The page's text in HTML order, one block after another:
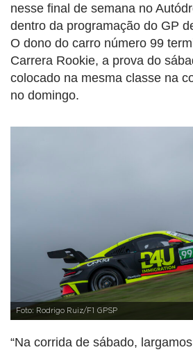
nesse final de semana no
dentro da programação do GP
O dono do carro número 99
Carrera Rookie, a prova do
colocado na mesma classe na
no domingo.
Foto: Rodrigo Ruiz/F1 GPSP
“Na corrida de sábado,